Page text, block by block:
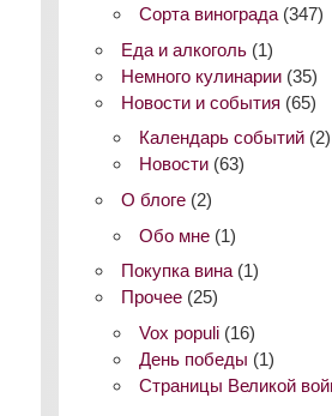
Сорта винограда (347)
Еда и алкоголь (1)
Немного кулинарии (35)
Новости и события (65)
Календарь событий (2)
Новости (63)
О блоге (2)
Обо мне (1)
Покупка вина (1)
Прочее (25)
Vox populi (16)
День победы (1)
Страницы Великой